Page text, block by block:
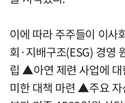
이에 따라 주주들이 이
회·지배구조(ESG) 경영
립 ▲아연 제련 사업에 대
미한 대책 마련 ▲주요